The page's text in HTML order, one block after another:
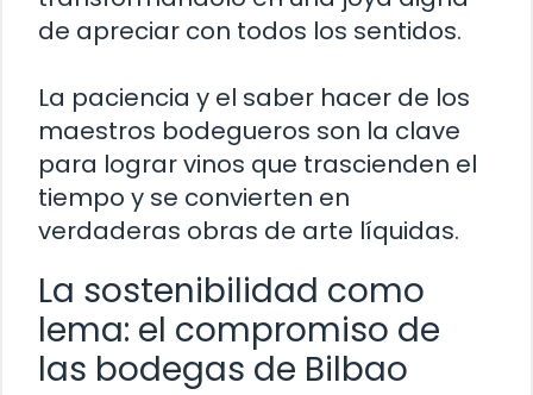
de apreciar con todos los sentidos.
La paciencia y el saber hacer de los
maestros bodegueros son la clave
para lograr vinos que trascienden el
tiempo y se convierten en
verdaderas obras de arte líquidas.
La sostenibilidad como
lema: el compromiso de
las bodegas de Bilbao